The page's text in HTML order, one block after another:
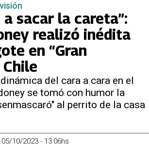
a sacar la careta”:
realizó inédita
en “Gran
Chile
del cara a cara en el
se tomó con humor la
al perrito de la casa
05/10/2023 - 13:06hs